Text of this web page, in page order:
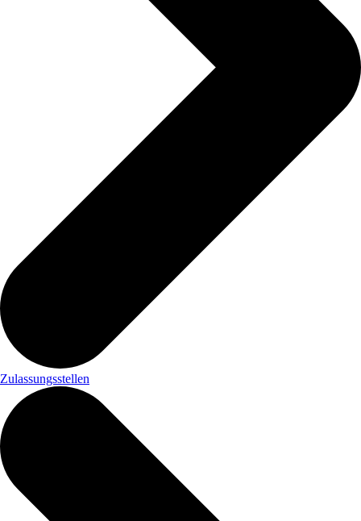
Zulassungsstellen